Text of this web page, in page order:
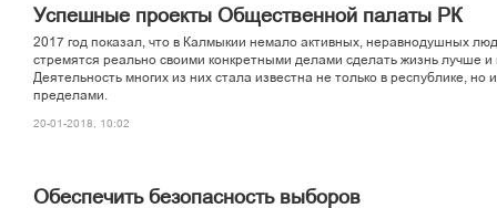
Óñïåøíûå ïðîåêòû Îáùåñòâåííîé ïàëàòû ÐÊ
2017 ãîä ïîêàçàë, ÷òî â Êàëìûêèè íåìàëî àêòèâíûõ, íåðàâíîäóøíûõ
ñòðåìÿòñÿ ðåàëüíî ñâîèìè êîíêðåòíûìè äåëàìè ñäåëàòü æèçíü ëó÷øå è
Äåÿòåëüíîñòü ìíîãèõ èç íèõ ñòàëà èçâåñòíà íå òîëüêî â ðåñïóáëèêå, íî è
ïðåäåëàìè.
20-01-2018, 10:02
Îáåñïå÷èòü áåçîïàñíîñòü âûáîðîâ